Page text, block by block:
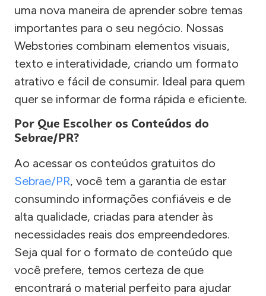
uma nova maneira de aprender sobre temas
importantes para o seu negócio. Nossas
Webstories combinam elementos visuais,
texto e interatividade, criando um formato
atrativo e fácil de consumir. Ideal para quem
quer se informar de forma rápida e eficiente.
Por Que Escolher os Conteúdos do
Sebrae/PR?
Ao acessar os conteúdos gratuitos do
Sebrae/PR, você tem a garantia de estar
consumindo informações confiáveis e de
alta qualidade, criadas para atender às
necessidades reais dos empreendedores.
Seja qual for o formato de conteúdo que
você prefere, temos certeza de que
encontrará o material perfeito para ajudar